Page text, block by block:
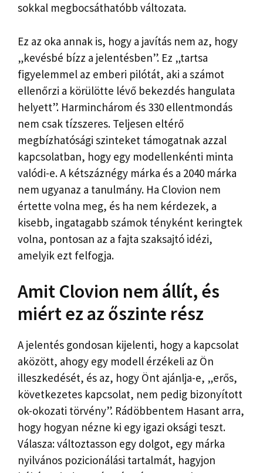
sokkal megbocsáthatóbb változata.
Ez az oka annak is, hogy a javítás nem az, hogy
„kevésbé bízz a jelentésben”. Ez „tartsa
figyelemmel az emberi pilótát, aki a számot
ellenőrzi a körülötte lévő bekezdés hangulata
helyett”. Harminchárom és 330 ellentmondás
nem csak tízszeres. Teljesen eltérő
megbízhatósági szinteket támogatnak azzal
kapcsolatban, hogy egy modellenkénti minta
valódi-e. A kétszáznégy márka és a 2040 márka
nem ugyanaz a tanulmány. Ha Clovion nem
értette volna meg, és ha nem kérdezek, a
kisebb, ingatagabb számok tényként keringtek
volna, pontosan az a fajta szaksajtó idézi,
amelyik ezt felfogja.
Amit Clovion nem állít, és
miért ez az őszinte rész
A jelentés gondosan kijelenti, hogy a kapcsolat
aközött, ahogy egy modell érzékeli az Ön
illeszkedését, és az, hogy Önt ajánlja-e, „erős,
következetes kapcsolat, nem pedig bizonyított
ok-okozati törvény”. Rádöbbentem Hasant arra,
hogy hogyan nézne ki egy igazi oksági teszt.
Válasza: változtasson egy dolgot, egy márka
nyilvános pozicionálási tartalmát, hagyjon